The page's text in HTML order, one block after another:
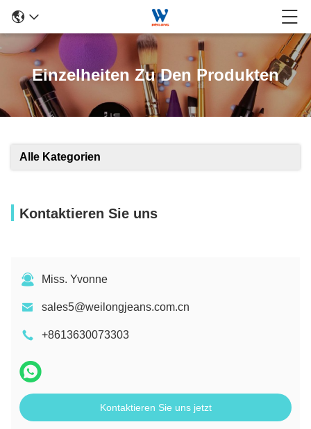
Einzelheiten Zu Den Produkten
Alle Kategorien
Kontaktieren Sie uns
Miss. Yvonne
sales5@weilongjeans.com.cn
+8613630073303
Kontaktieren Sie uns jetzt